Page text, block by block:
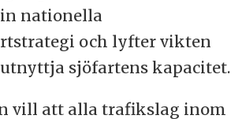
nationella
och lyfter vikten
sjöfartens kapacitet.
vill att alla trafikslag inom